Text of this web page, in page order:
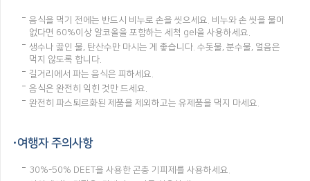
음식을 먹기 전에는 반드시 비누로 손을 씻으세요. 비누와 손 씻을 물이
없다면 60%이상 알코올을 포함하는 세척 gel을 사용하세요.
생수나 끓인 물, 탄산수만 마시는 게 좋습니다. 수돗물, 분수물, 얼음은
먹지 않도록 합니다.
길거리에서 파는 음식은 피하세요.
음식은 완전히 익힌 것만 드세요.
완전히 파스퇴르화된 제품을 제외하고는 유제품을 먹지 마세요.
여행자 주의사항
30%-50% DEET을 사용한 곤충 기피제를 사용하세요.